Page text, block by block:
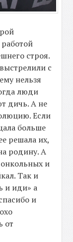
строя.
с
нельзя
люди
дичь. А не
Если
больше
решала их,
родину. А
онкольных и
Так и
и иди» а
и
от